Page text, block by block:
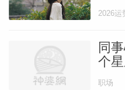
2026运
同
个
职场